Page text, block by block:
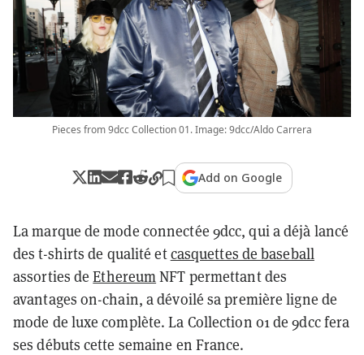
Pieces from 9dcc Collection 01. Image: 9dcc/Aldo Carrera
Add on Google
La marque de mode connectée 9dcc, qui a déjà lancé
des t-shirts de qualité etcasquettes de baseball
assorties deEthereumNFT permettant des
avantages on-chain, a dévoilé sa première ligne de
mode de luxe complète. La Collection 01 de 9dcc fera
ses débuts cette semaine en France.